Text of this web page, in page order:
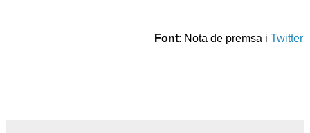
Font: Nota de premsa i Twitter